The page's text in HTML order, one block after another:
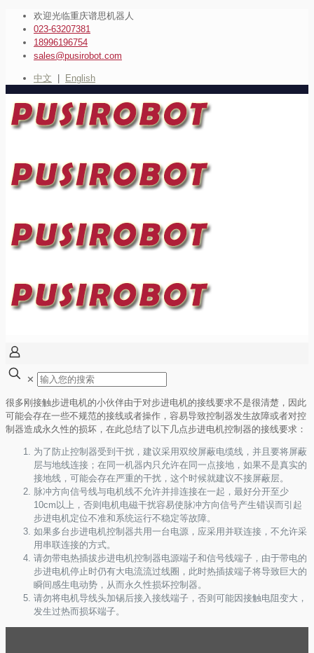
欢迎光临重庆谱思机器人
023-63207381
18996196754
sales@pusirobot.com
中文 English
✕
很多刚接触步进电机的小伙伴由于对步进电机的接线要求不是很清楚，因此
可能会存在一些不规范的接线或者操作，容易导致控制器发生故障或者对控
制器造成永久性的损坏，在此总结了以下几点步进电机控制器的接线要求：
为了防止控制器受到干扰，建议采用双绞屏蔽电缆线，并且要将屏蔽
层与地线连接；在同一机器内只允许在同一点接地，如果不是真实的
接地线，可能会存在严重的干扰，这个时候就建议不接屏蔽层。
脉冲方向信号线与电机线不允许并排连接在一起，最好分开至少
10cm以上，否则电机电磁干扰容易使脉冲方向信号产生错误而引起
步进电机定位不准和系统运行不稳定等故障。
如果多台步进电机控制器共用一台电源，应采用并联连接，不允许采
用串联连接的方式。
请勿带电热插拔步进电机控制器电源端子和信号线端子，由于带电的
步进电机停止时仍有大电流流过线圈，此时热插拔端子将导致巨大的
瞬间感生电动势，从而永久性损坏控制器。
请勿将电机导线头加锡后接入接线端子，否则可能因接触电阻变大，
发生过热而损坏端子。